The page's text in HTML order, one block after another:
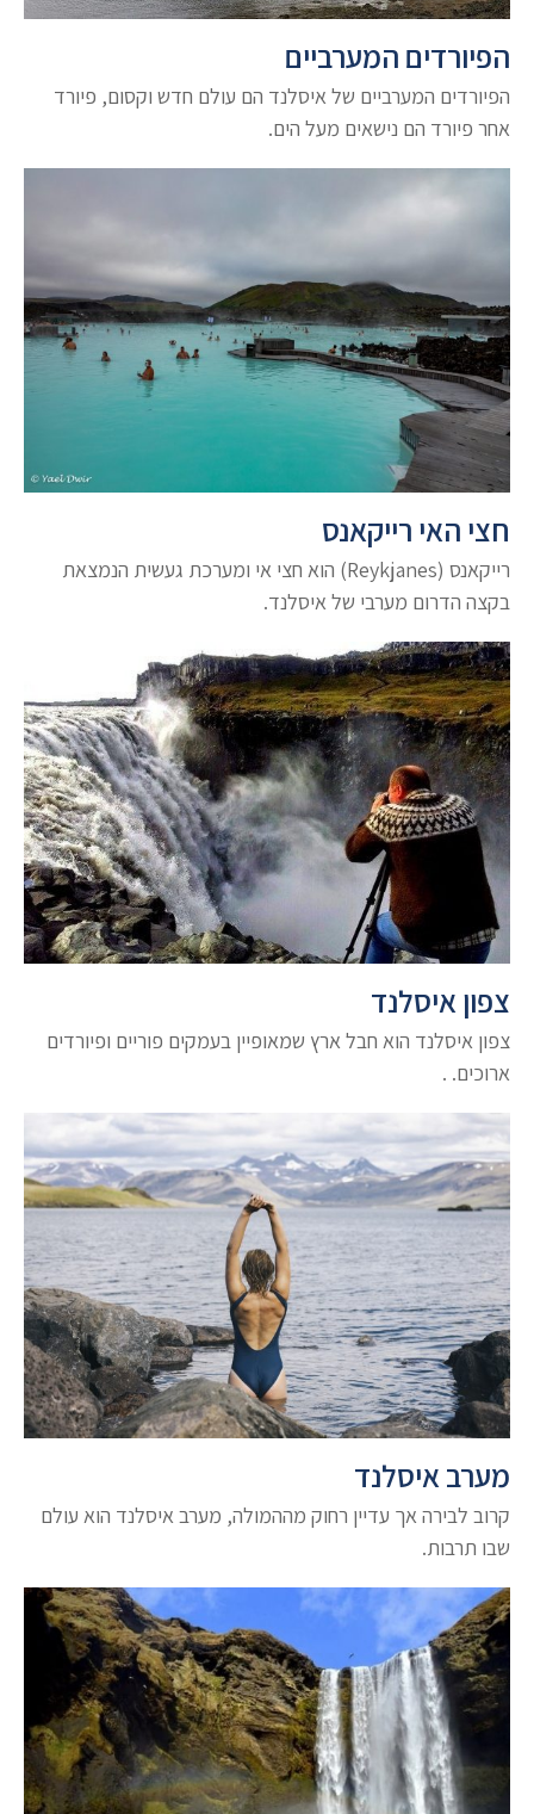
הפיורדים המערביים
הפיורדים המערביים של איסלנד הם עולם חדש וקסום, פיורד
אחר פיורד הם נישאים מעל הים.
חצי האי רייקאנס
רייקאנס (Reykjanes) הוא חצי אי ומערכת געשית הנמצאת
בקצה הדרום מערבי של איסלנד.
צפון איסלנד
צפון איסלנד הוא חבל ארץ שמאופיין בעמקים פוריים ופיורדים
ארוכים. .
מערב איסלנד
קרוב לבירה אך עדיין רחוק מההמולה, מערב איסלנד הוא עולם
שבו תרבות.